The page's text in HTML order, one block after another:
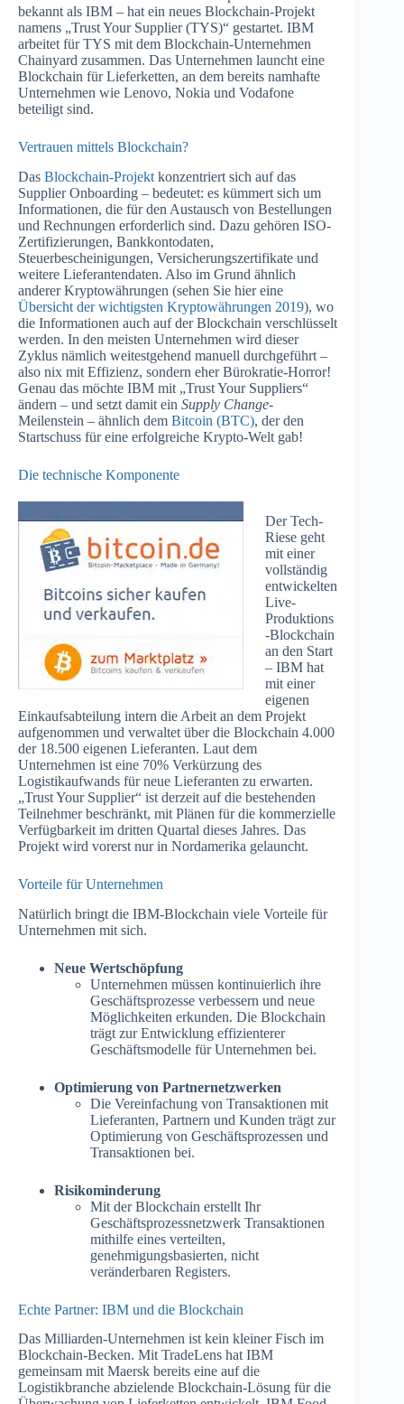
bekannt als IBM – hat ein neues Blockchain-Projekt
namens „Trust Your Supplier (TYS)“ gestartet. IBM
arbeitet für TYS mit dem Blockchain-Unternehmen
Chainyard zusammen. Das Unternehmen launcht eine
Blockchain für Lieferketten, an dem bereits namhafte
Unternehmen wie Lenovo, Nokia und Vodafone
beteiligt sind.
Vertrauen mittels Blockchain?
Das Blockchain-Projekt konzentriert sich auf das
Supplier Onboarding – bedeutet: es kümmert sich um
Informationen, die für den Austausch von Bestellungen
und Rechnungen erforderlich sind. Dazu gehören ISO-
Zertifizierungen, Bankkontodaten,
Steuerbescheinigungen, Versicherungszertifikate und
weitere Lieferantendaten. Also im Grund ähnlich
anderer Kryptowährungen (sehen Sie hier eine
Übersicht der wichtigsten Kryptowährungen 2019), wo
die Informationen auch auf der Blockchain verschlüsselt
werden. In den meisten Unternehmen wird dieser
Zyklus nämlich weitestgehend manuell durchgeführt –
also nix mit Effizienz, sondern eher Bürokratie-Horror!
Genau das möchte IBM mit „Trust Your Suppliers“
ändern – und setzt damit ein Supply Change-
Meilenstein – ähnlich dem Bitcoin (BTC), der den
Startschuss für eine erfolgreiche Krypto-Welt gab!
Die technische Komponente
Der Tech-
Riese geht
mit einer
vollständig
entwickelten
Live-
Produktions
-Blockchain
an den Start
– IBM hat
mit einer
eigenen
Einkaufsabteilung intern die Arbeit an dem Projekt
aufgenommen und verwaltet über die Blockchain 4.000
der 18.500 eigenen Lieferanten. Laut dem
Unternehmen ist eine 70% Verkürzung des
Logistikaufwands für neue Lieferanten zu erwarten.
„Trust Your Supplier“ ist derzeit auf die bestehenden
Teilnehmer beschränkt, mit Plänen für die kommerzielle
Verfügbarkeit im dritten Quartal dieses Jahres. Das
Projekt wird vorerst nur in Nordamerika gelauncht.
Vorteile für Unternehmen
Natürlich bringt die IBM-Blockchain viele Vorteile für
Unternehmen mit sich.
Neue Wertschöpfung
Unternehmen müssen kontinuierlich ihre
Geschäftsprozesse verbessern und neue
Möglichkeiten erkunden. Die Blockchain
trägt zur Entwicklung effizienterer
Geschäftsmodelle für Unternehmen bei.
Optimierung von Partnernetzwerken
Die Vereinfachung von Transaktionen mit
Lieferanten, Partnern und Kunden trägt zur
Optimierung von Geschäftsprozessen und
Transaktionen bei.
Risikominderung
Mit der Blockchain erstellt Ihr
Geschäftsprozessnetzwerk Transaktionen
mithilfe eines verteilten,
genehmigungsbasierten, nicht
veränderbaren Registers.
Echte Partner: IBM und die Blockchain
Das Milliarden-Unternehmen ist kein kleiner Fisch im
Blockchain-Becken. Mit TradeLens hat IBM
gemeinsam mit Maersk bereits eine auf die
Logistikbranche abzielende Blockchain-Lösung für die